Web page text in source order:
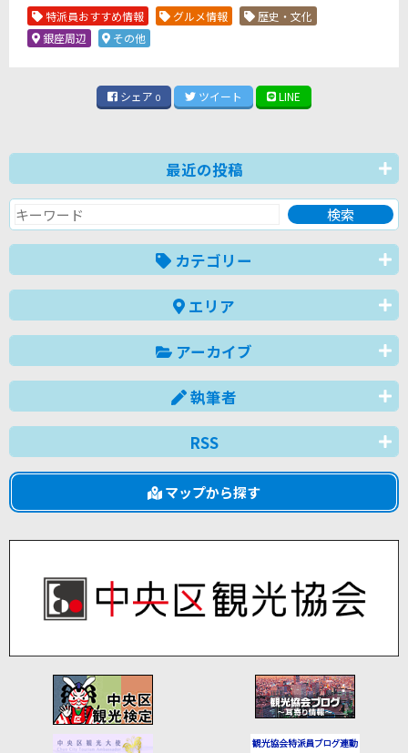
特派員おすすめ情報 グルメ情報
歴史・文化
銀座周辺
その他
シェア 0 ツイート LINE
最近の投稿
カテゴリー
エリア
アーカイブ
執筆者
RSS
マップから探す